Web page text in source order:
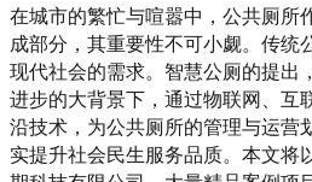
在城市的繁忙与喧嚣中，公共厕所
成部分，其重要性不可小觑。传统
现代社会的需求。智慧公厕的提出
进步的大背景下，通过物联网、互
沿技术，为公共厕所的管理与运营
实提升社会民生服务品质。本文将